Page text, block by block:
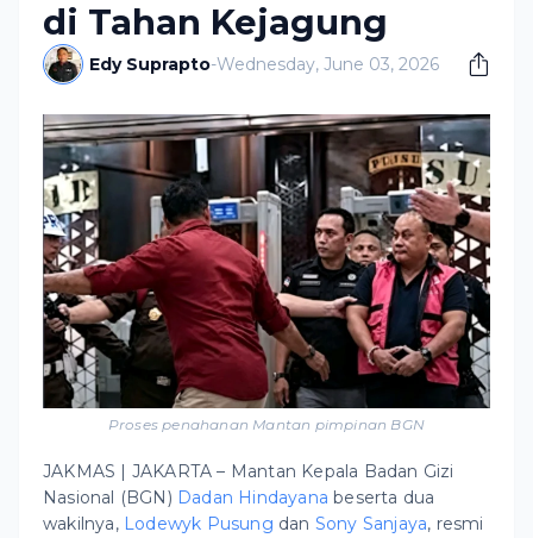
di Tahan Kejagung
Edy Suprapto-Wednesday, June 03, 2026
Proses penahanan Mantan pimpinan BGN
JAKMAS | JAKARTA – Mantan Kepala Badan Gizi
Nasional (BGN) Dadan Hindayana beserta dua
wakilnya, Lodewyk Pusung dan Sony Sanjaya, resmi